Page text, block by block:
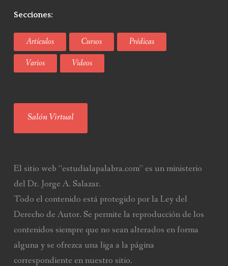
Secciones:
Artículos Cursos
Prédicas
Varios
Videos
Salón Virtual
El sitio web “estudialapalabra.com” es un ministerio
del Dr. Jorge A. Salazar.
Todo el contenido está protegido por la Ley del
Derecho de Autor. Se permite la reproducción de los
contenidos siempre que no sean alterados en forma
alguna y se ofrezca una liga a la página
correspondiente en nuestro sitio.